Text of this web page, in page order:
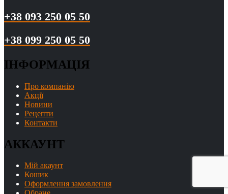
+38 093 250 05 50
+38 099 250 05 50
ІНФОРМАЦІЯ
Про компанію
Акції
Новини
Рецепти
Контакти
АККАУНТ
Мій акаунт
Кошик
Оформлення замовлення